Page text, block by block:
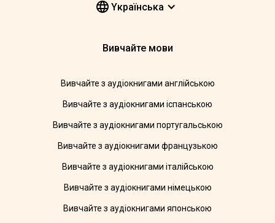
Yкраїнська
Вивчайте мови
Вивчайте з аудіокнигами англійською
Вивчайте з аудіокнигами іспанською
Вивчайте з аудіокнигами португальською
Вивчайте з аудіокнигами французькою
Вивчайте з аудіокнигами італійською
Вивчайте з аудіокнигами німецькою
Вивчайте з аудіокнигами японською